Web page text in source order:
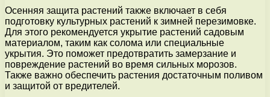
Осенняя защита растений также включает в себя
подготовку культурных растений к зимней перезимовке.
Для этого рекомендуется укрытие растений садовым
материалом, таким как солома или специальные
укрытия. Это поможет предотвратить замерзание и
повреждение растений во время сильных морозов.
Также важно обеспечить растения достаточным поливом
и защитой от вредителей.